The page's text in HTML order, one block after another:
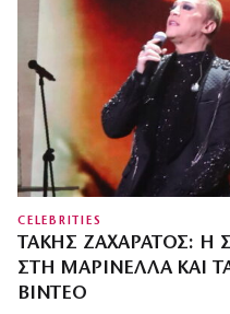
CELEBRITIES
ΤΆΚΗΣ ΖΑΧΑΡΆΤΟΣ: Η
ΣΤΗ ΜΑΡΙΝΈΛΛΑ ΚΑΙ
ΒΊΝΤΕΟ